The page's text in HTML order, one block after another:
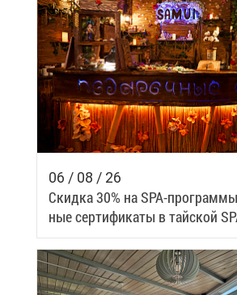
06 / 08 / 26
Скид­ка 30% на SPA-
ные сер­ти­фи­ка­ты в тай­ской
Samui